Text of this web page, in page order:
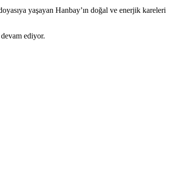
yaşayan Hanbay’ın doğal ve enerjik kareleri
ediyor.